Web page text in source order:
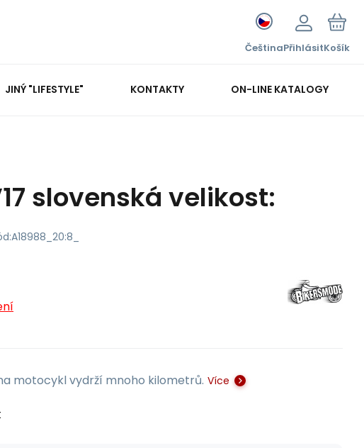
ČeštinaPřihlásitKošík
JINÝ "LIFESTYLE" KONTAKTY ON-LINE KATALOGY
slovenská velikost:
A18988_20:8_
motocykl vydrží mnoho kilometrů. Více